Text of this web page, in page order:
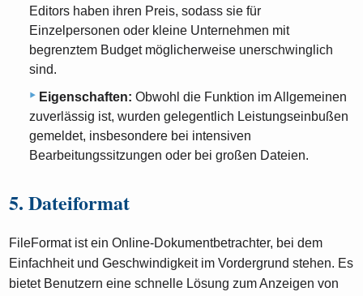
Editors haben ihren Preis, sodass sie für
Einzelpersonen oder kleine Unternehmen mit
begrenztem Budget möglicherweise unerschwinglich
sind.
Eigenschaften: Obwohl die Funktion im Allgemeinen
zuverlässig ist, wurden gelegentlich Leistungseinbußen
gemeldet, insbesondere bei intensiven
Bearbeitungssitzungen oder bei großen Dateien.
5. Dateiformat
FileFormat ist ein Online-Dokumentbetrachter, bei dem
Einfachheit und Geschwindigkeit im Vordergrund stehen. Es
bietet Benutzern eine schnelle Lösung zum Anzeigen von